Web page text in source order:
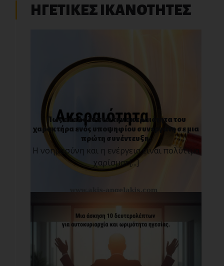
ΗΓΕΤΙΚΕΣ ΙΚΑΝΟΤΗΤΕΣ
Πως ανακαλύπτω την ακεραιότητα του
χαρακτήρα ενός υποψηφίου συνεργάτη σε μια
πρώτη συνέντευξη;
Η νοημοσύνη και η ενέργεια είναι πολύτιμα
χαρίσματ[...]